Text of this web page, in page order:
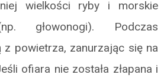
wielkości ryby i morskie
głowonogi). Podczas
z powietrza, zanurzając się na
ofiara nie została złapana i